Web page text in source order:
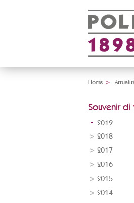
Home >
Souvenir di
2019
2018
2017
2016
2015
2014